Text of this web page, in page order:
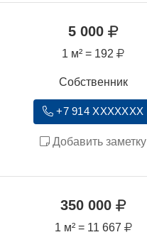
5 000
1 м² = 192
Собственник
+7 914 XXXXXXX
Добавить заметку
350 000
1 м² = 11 667